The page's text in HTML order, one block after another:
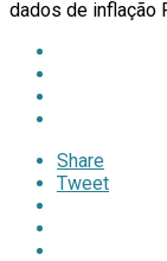
Share
Tweet